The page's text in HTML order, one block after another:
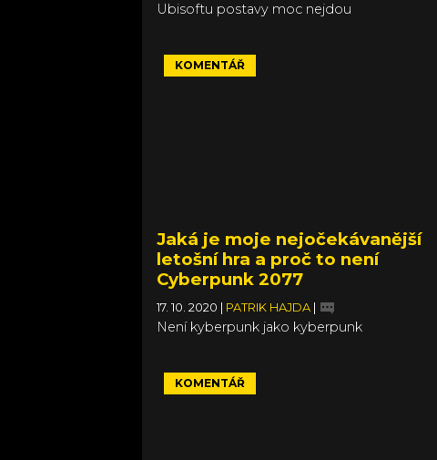
Ubisoftu postavy moc nejdou
KOMENTÁŘ
Jaká je moje nejočekávanější
letošní hra a proč to není
Cyberpunk 2077
17. 10. 2020 PATRIK HAJDA
Není kyberpunk jako kyberpunk
KOMENTÁŘ